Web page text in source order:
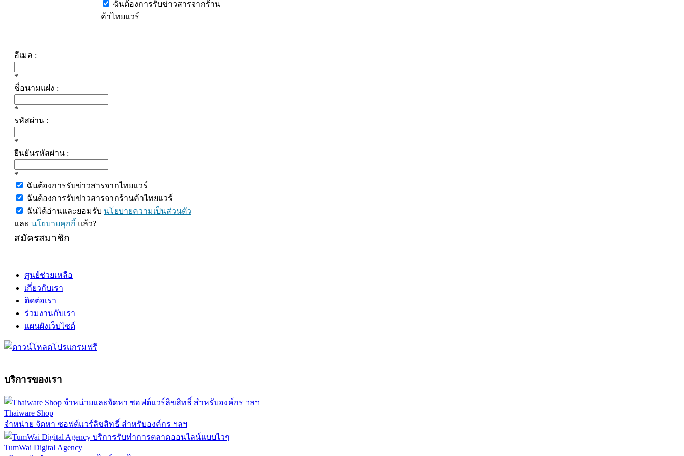
ฉันต้องการรับข่าวสารจากร้าน
ค้าไทยแวร์
อีเมล :
*
ชื่อนามแฝง :
*
รหัสผ่าน :
*
ยืนยันรหัสผ่าน :
*
ฉันต้องการรับข่าวสารจากไทยแวร์
ฉันต้องการรับข่าวสารจากร้านค้าไทยแวร์
ฉันได้อ่านและยอมรับ นโยบายความเป็นส่วนตัว
และ นโยบายคุกกี้ แล้ว?
สมัครสมาชิก
ศูนย์ช่วยเหลือ
เกี่ยวกับเรา
ติดต่อเรา
ร่วมงานกับเรา
แผนผังเว็บไซต์
บริการของเรา
Thaiware Shop
จำหน่าย จัดหา ซอฟต์แวร์ลิขสิทธิ์ สำหรับองค์กร ฯลฯ
TumWai Digital Agency